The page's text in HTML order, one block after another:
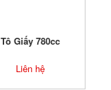
Tô Giấy 780cc
Liên hệ